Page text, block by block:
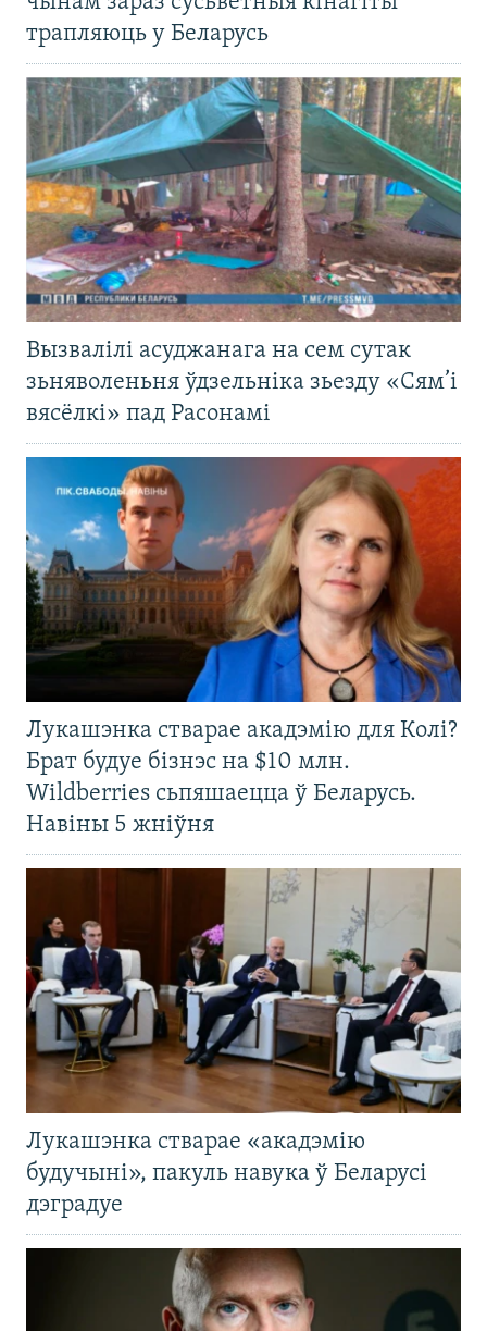
трапляюць у Беларусь
Вызвалілі асуджанага на сем сутак
зьняволеньня ўдзельніка зьезду «Сям’і
вясёлкі» пад Расонамі
Лукашэнка стварае акадэмію для Колі?
Брат будуе бізнэс на $10 млн.
Wildberries сьпяшаецца ў Беларусь.
Навіны 5 жніўня
Лукашэнка стварае «акадэмію
будучыні», пакуль навука ў Беларусі
дэградуе